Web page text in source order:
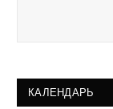
КАЛЕНДАРЬ